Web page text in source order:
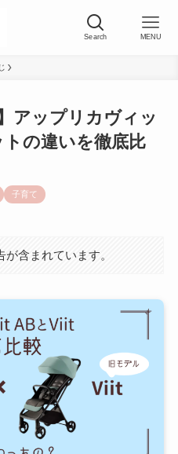
Search MENU
アップリカヴィッ
トの違いを徹底比
子育て
含まれています。